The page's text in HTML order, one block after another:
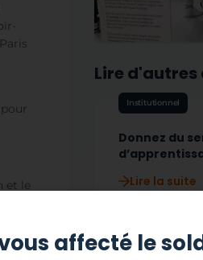
et le
Lire
Institutionnel
Donnez du
Lire la suite
affecté le